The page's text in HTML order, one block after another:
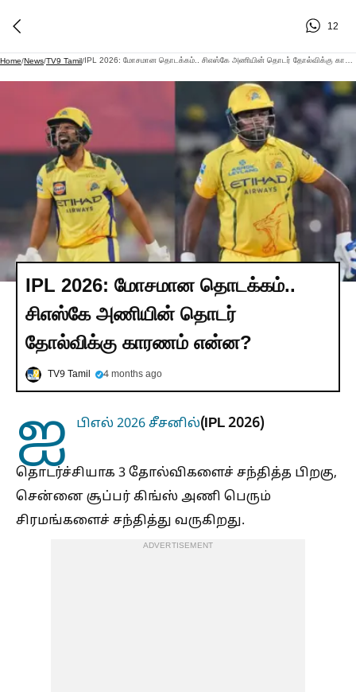
12
Home/News/TV9 Tamil/
IPL 2026: மோசமான தொடக்கம்..
சிஎஸ்கே அணியின் தொடர்
தோல்விக்கு காரணம் என்ன?
TV9 Tamil 4 months ago
ஐ பிஎல் 2026 சீசனில்(IPL 2026)
தொடர்ச்சியாக 3 தோல்விகளைச் சந்தித்த பிறகு,
சென்னை சூப்பர் கிங்ஸ் அணி பெரும்
சிரமங்களைச் சந்தித்து வருகிறது.
ADVERTISEMENT